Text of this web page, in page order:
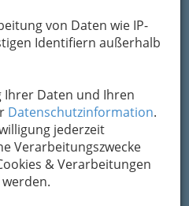
von Daten wie IP-
Identifiern außerhalb
Daten und Ihren
Datenschutzinformation.
jederzeit
Verarbeitungszwecke
& Verarbeitungen
in Graz sein, so